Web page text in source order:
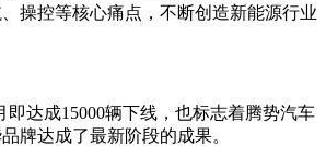
操控等核心痛点，不断创造新能源行业
即达成15000辆下线，也标志着腾势汽车
牌达成了最新阶段的成果。